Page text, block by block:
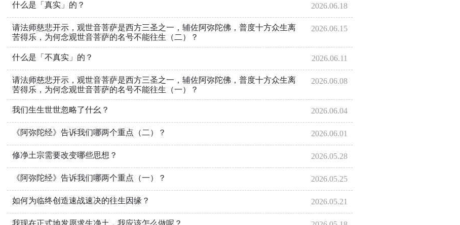
2026.06.18
什么是「真实」的？
2026.06.15
请法师慈悲开示，观世音菩萨是西方三圣之一，辅佐阿弥陀佛，普度十方众生离
苦得乐，为何念观世音菩萨的名号不能往生（二）？
2026.06.11
什么是「不真实」的？
2026.06.08
请法师慈悲开示，观世音菩萨是西方三圣之一，辅佐阿弥陀佛，普度十方众生离
苦得乐，为何念观世音菩萨的名号不能往生（一）？
2026.06.04
我们生生世世忽略了什幺？
2026.06.01
《阿弥陀经》告诉我们哪两个重点（二）？
2026.05.28
修净土宗需要改变哪些思想？
2026.05.25
《阿弥陀经》告诉我们哪两个重点（一）？
2026.05.21
如何为临终创造速战速决的往生因缘？
我现在正式地发愿求生净土，我应该怎么做呢？